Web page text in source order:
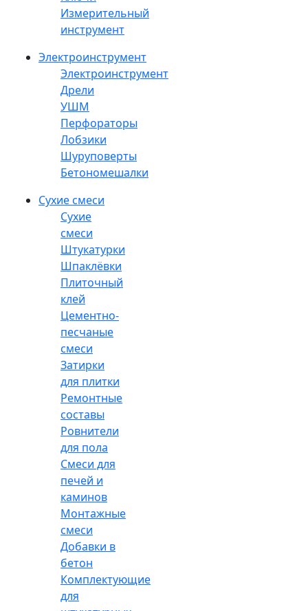
Измерительный
инструмент
Электроинструмент
Электроинструмент
Дрели
УШМ
Перфораторы
Лобзики
Шуруповерты
Бетономешалки
Сухие смеси
Сухие
смеси
Штукатурки
Шпаклёвки
Плиточный
клей
Цементно-
песчаные
смеси
Затирки
для плитки
Ремонтные
составы
Ровнители
для пола
Смеси для
печей и
каминов
Монтажные
смеси
Добавки в
бетон
Комплектующие
для